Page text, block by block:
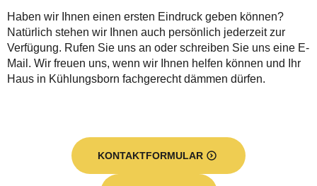
Haben wir Ihnen einen ersten Eindruck geben können?
Natürlich stehen wir Ihnen auch persönlich jederzeit zur
Verfügung. Rufen Sie uns an oder schreiben Sie uns eine E-
Mail. Wir freuen uns, wenn wir Ihnen helfen können und Ihr
Haus in Kühlungsborn fachgerecht dämmen dürfen.
KONTAKTFORMULAR